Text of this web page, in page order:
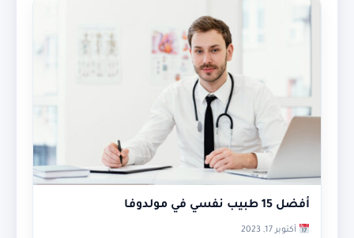
أفضل 15 طبيب نفسي في مولدوفا
أكتوبر 17, 2023